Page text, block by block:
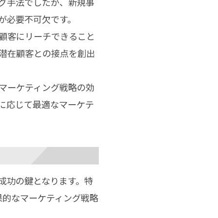
要不可欠です。
客にリーチできること
在顧客との接点を創出
ーケティング戦略の効
応じて最適なマーケテ
功の鍵となります。特
なマーケティング戦略